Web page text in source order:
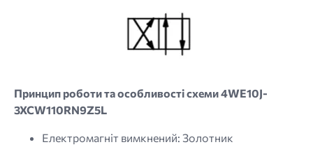
Принцип роботи та особливості схеми 4WE10J-
3XCW110RN9Z5L
Електромагніт вимкнений: Золотник